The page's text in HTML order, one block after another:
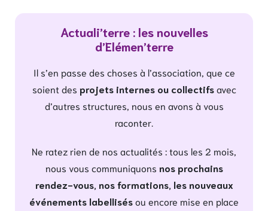
Actuali’terre : les nouvelles
d’Elémen’terre
Il s’en passe des choses à l’association, que ce
soient des projets internes ou collectifsavec
d’autres structures, nous en avons à vous
raconter.
Ne ratez rien de nos actualités : tous les 2 mois,
nous vous communiquons nos prochains
rendez-vous, nos formations, les nouveaux
événements labellisésou encore mise en place